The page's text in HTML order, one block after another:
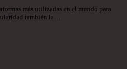
más utilizadas en el mundo para
también la…